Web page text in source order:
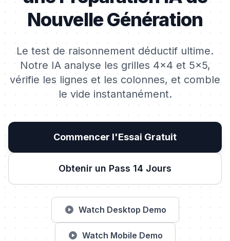
Nouvelle Génération
Le test de raisonnement déductif ultime.
Notre IA analyse les grilles 4x4 et 5x5,
vérifie les lignes et les colonnes, et comble
le vide instantanément.
Commencer l'Essai Gratuit
Obtenir un Pass 14 Jours
Watch Desktop Demo
Watch Mobile Demo